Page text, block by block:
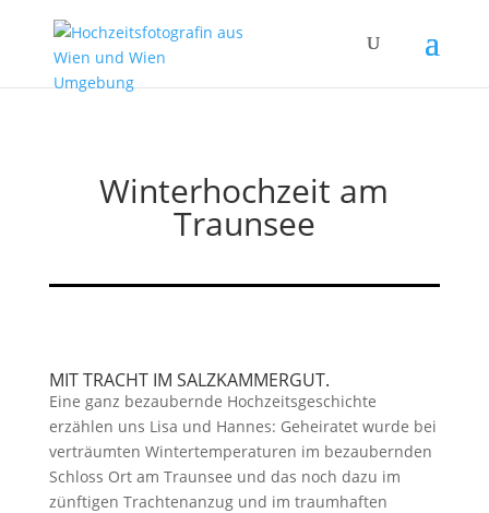
Winterhochzeit am
Traunsee
MIT TRACHT IM SALZKAMMERGUT.
Eine ganz bezaubernde Hochzeitsgeschichte
erzählen uns Lisa und Hannes: Geheiratet wurde bei
verträumten Wintertemperaturen im bezaubernden
Schloss Ort am Traunsee und das noch dazu im
zünftigen Trachtenanzug und im traumhaften